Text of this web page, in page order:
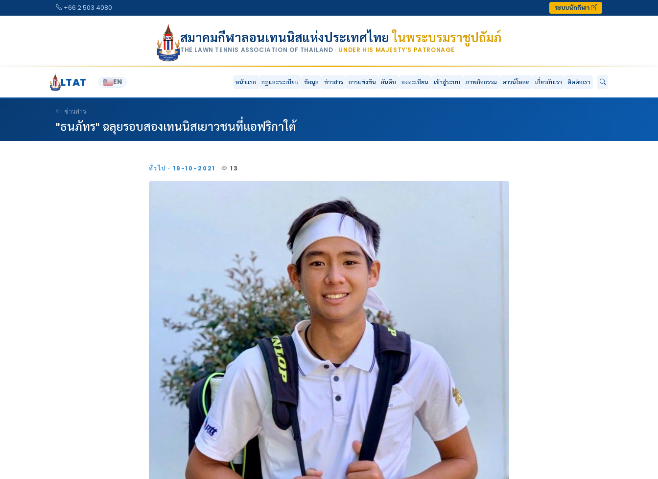
+66 2 503 4080 ระบบนักกีฬา
สมาคมกีฬาลอนเทนนิสแห่งประเทศไทยในพระบรมราชูปถัมภ์
THE LAWN TENNIS ASSOCIATION OF THAILAND · UNDER HIS MAJESTY’S PATRONAGE
LTAT EN หน้าแรก กฎและระเบียบ ข้อมูล ข่าวสาร การแข่งขัน อันดับ ลงทะเบียน เข้าสู่ระบบ ภาพกิจกรรม ดาวน์โหลด เกี่ยวกับเรา ติดต่อเรา
ข่าวสาร
"ธนภัทร" ฉลุยรอบสองเทนนิสเยาวชนที่แอฟริกาใต้
ทั่วไป · 19-10-2021 13